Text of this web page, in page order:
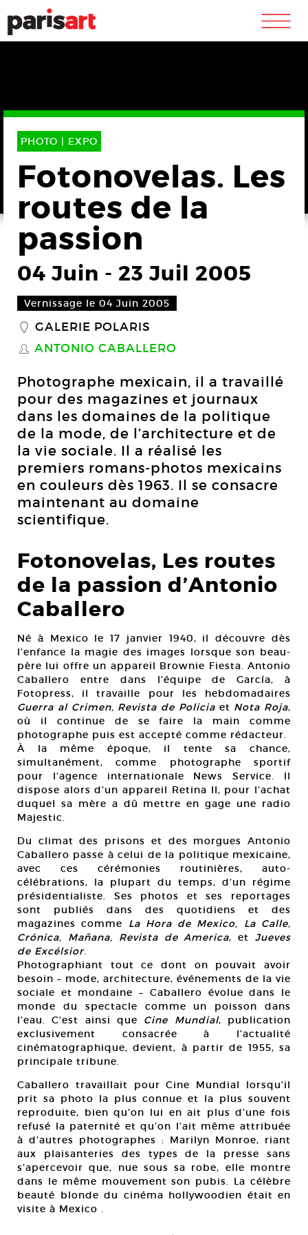
m
PHOTO | EXPO
Fotonovelas. Les
routes de la
passion
04 Juin - 23 Juil 2005
Vernissage le 04 Juin 2005
_ GALERIE POLARIS
S ANTONIO CABALLERO
Photographe mexicain, il a travaillé
pour des magazines et journaux
dans les domaines de la politique
de la mode, de l’architecture et de
la vie sociale. Il a réalisé les
premiers romans-photos mexicains
en couleurs dès 1963. Il se consacre
maintenant au domaine
scientifique.
Fotonovelas, Les routes
de la passion d’Antonio
Caballero
Né à Mexico le 17 janvier 1940, il découvre dès
l’enfance la magie des images lorsque son beau-
père lui offre un appareil Brownie Fiesta. Antonio
Caballero entre dans l’équipe de García, à
Fotopress, il travaille pour les hebdomadaires
Guerra al Crimen, Revista de Policiaet Nota Roja,
où il continue de se faire la main comme
photographe puis est accepté comme rédacteur.
À la même époque, il tente sa chance,
simultanément, comme photographe sportif
pour l’agence internationale News Service. Il
dispose alors d’un appareil Retina II, pour l’achat
duquel sa mère a dû mettre en gage une radio
Majestic.
Du climat des prisons et des morgues Antonio
Caballero passe à celui de la politique mexicaine,
avec ces cérémonies routinières, auto-
célébrations, la plupart du temps, d’un régime
présidentialiste. Ses photos et ses reportages
sont publiés dans des quotidiens et des
magazines comme La Hora de Mexico, La Calle,
Crónica, Mañana, Revista de America, etJueves
de Excélsior.
Photographiant tout ce dont on pouvait avoir
besoin – mode, architecture, événements de la vie
sociale et mondaine – Caballero évolue dans le
monde du spectacle comme un poisson dans
l’eau. C’est ainsi que Cine Mundial, publication
exclusivement consacrée à l’actualité
cinématographique, devient, à partir de 1955, sa
principale tribune.
Caballero travaillait pour Cine Mundial lorsqu’il
prit sa photo la plus connue et la plus souvent
reproduite, bien qu’on lui en ait plus d’une fois
refusé la paternité et qu’on l’ait même attribuée
à d’autres photographes : Marilyn Monroe, riant
aux plaisanteries des types de la presse sans
s’apercevoir que, nue sous sa robe, elle montre
dans le même mouvement son pubis. La célèbre
beauté blonde du cinéma hollywoodien était en
visite à Mexico .